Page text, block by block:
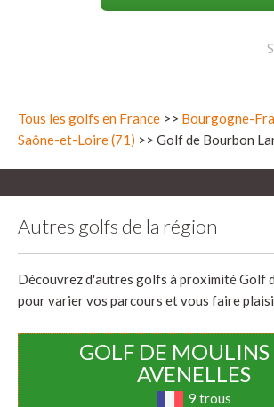
Tous les golfs en France >> Bourgogne-
Saône-et-Loire (71) >> Golf de Bourbon
Autres golfs de la région
Découvrez d'autres golfs à proximité Golf
pour varier vos parcours et vous faire
GOLF DE MOULINS
AVENELLES
9 trous